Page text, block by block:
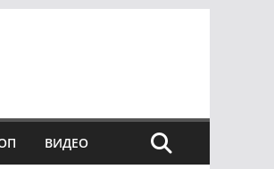
ВИДЕО